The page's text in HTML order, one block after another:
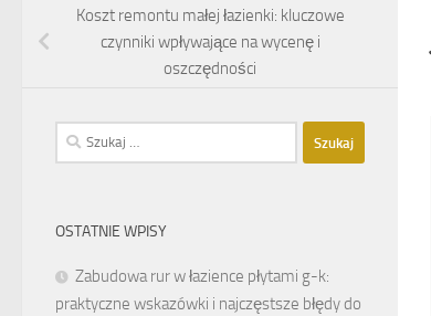
Koszt remontu małej łazienki: kluczowe
czynniki wpływające na wycenę i
oszczędności
Szukaj:
OSTATNIE WPISY
Zabudowa rur w łazience płytami g-k:
praktyczne wskazówki i najczęstsze błędy do